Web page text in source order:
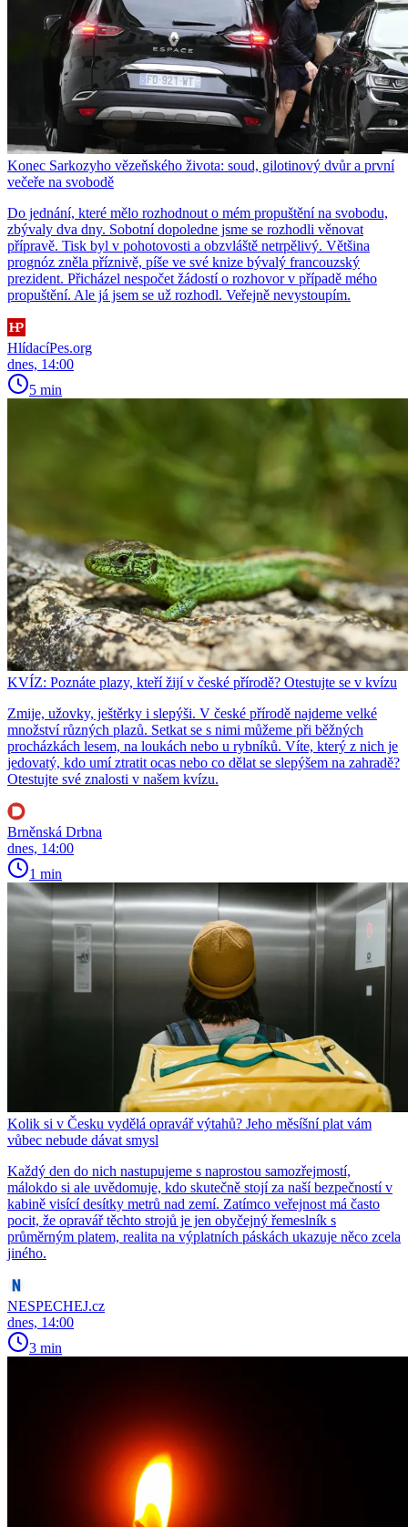
Konec Sarkozyho vězeňského života: soud, gilotinový dvůr a první
večeře na svobodě
Do jednání, které mělo rozhodnout o mém propuštění na svobodu,
zbývaly dva dny. Sobotní dopoledne jsme se rozhodli věnovat
přípravě. Tisk byl v pohotovosti a obzvláště netrpělivý. Většina
prognóz zněla příznivě, píše ve své knize bývalý francouzský
prezident. Přicházel nespočet žádostí o rozhovor v případě mého
propuštění. Ale já jsem se už rozhodl. Veřejně nevystoupím.
HlídacíPes.org
dnes, 14:00
5 min
KVÍZ: Poznáte plazy, kteří žijí v české přírodě? Otestujte se v kvízu
Zmije, užovky, ještěrky i slepýši. V české přírodě najdeme velké
množství různých plazů. Setkat se s nimi můžeme při běžných
procházkách lesem, na loukách nebo u rybníků. Víte, který z nich je
jedovatý, kdo umí ztratit ocas nebo co dělat se slepýšem na zahradě?
Otestujte své znalosti v našem kvízu.
Brněnská Drbna
dnes, 14:00
1 min
Kolik si v Česku vydělá opravář výtahů? Jeho měsíšní plat vám
vůbec nebude dávat smysl
Každý den do nich nastupujeme s naprostou samozřejmostí,
málokdo si ale uvědomuje, kdo skutečně stojí za naší bezpečností v
kabině visící desítky metrů nad zemí. Zatímco veřejnost má často
pocit, že opravář těchto strojů je jen obyčejný řemeslník s
průměrným platem, realita na výplatních páskách ukazuje něco zcela
jiného.
NESPECHEJ.cz
dnes, 14:00
3 min